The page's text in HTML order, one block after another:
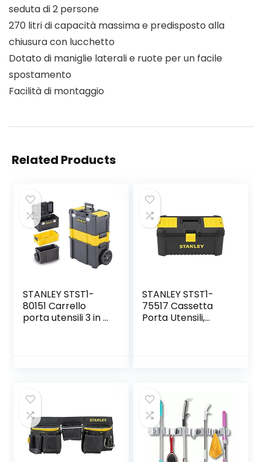
seduta di 2 persone
270 litri di capacità massima e predisposto alla
chiusura con lucchetto
Dotato di maniglie laterali e ruote per un facile
spostamento
Facilità di montaggio
Related Products
STANLEY STST1-
80151 Carrello
porta utensili 3 in 1,
STANLEY STST1-
75517 Cassetta
Porta Utensili,